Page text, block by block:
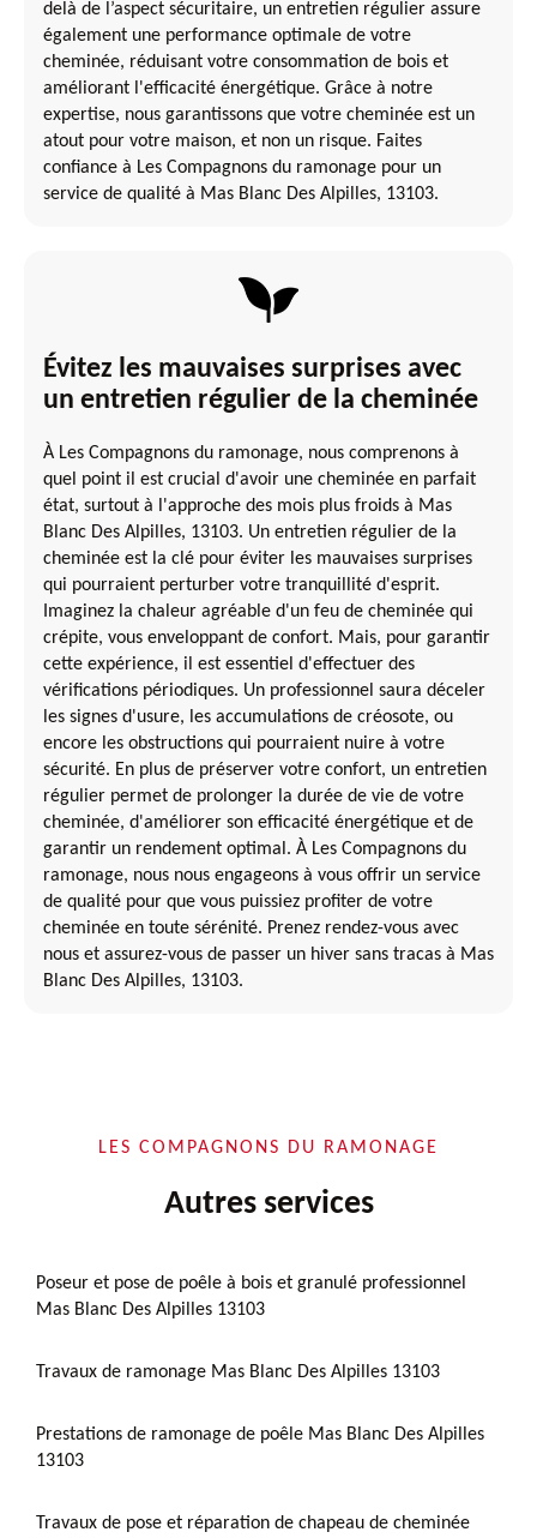
delà de l’aspect sécuritaire, un entretien régulier assure
également une performance optimale de votre
cheminée, réduisant votre consommation de bois et
améliorant l'efficacité énergétique. Grâce à notre
expertise, nous garantissons que votre cheminée est un
atout pour votre maison, et non un risque. Faites
confiance à Les Compagnons du ramonage pour un
service de qualité à Mas Blanc Des Alpilles, 13103.
Évitez les mauvaises surprises avec
un entretien régulier de la cheminée
À Les Compagnons du ramonage, nous comprenons à
quel point il est crucial d'avoir une cheminée en parfait
état, surtout à l'approche des mois plus froids à Mas
Blanc Des Alpilles, 13103. Un entretien régulier de la
cheminée est la clé pour éviter les mauvaises surprises
qui pourraient perturber votre tranquillité d'esprit.
Imaginez la chaleur agréable d'un feu de cheminée qui
crépite, vous enveloppant de confort. Mais, pour garantir
cette expérience, il est essentiel d'effectuer des
vérifications périodiques. Un professionnel saura déceler
les signes d'usure, les accumulations de créosote, ou
encore les obstructions qui pourraient nuire à votre
sécurité. En plus de préserver votre confort, un entretien
régulier permet de prolonger la durée de vie de votre
cheminée, d'améliorer son efficacité énergétique et de
garantir un rendement optimal. À Les Compagnons du
ramonage, nous nous engageons à vous offrir un service
de qualité pour que vous puissiez profiter de votre
cheminée en toute sérénité. Prenez rendez-vous avec
nous et assurez-vous de passer un hiver sans tracas à Mas
Blanc Des Alpilles, 13103.
LES COMPAGNONS DU RAMONAGE
Autres services
Poseur et pose de poêle à bois et granulé professionnel
Mas Blanc Des Alpilles 13103
Travaux de ramonage Mas Blanc Des Alpilles 13103
Prestations de ramonage de poêle Mas Blanc Des Alpilles
13103
Travaux de pose et réparation de chapeau de cheminée